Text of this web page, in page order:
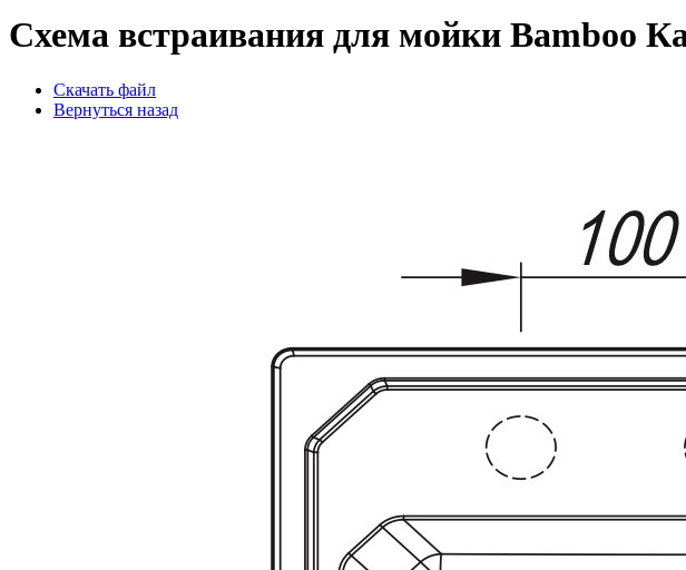
Схема встраивания для мойки Bamboo
Скачать файл
Вернуться назад